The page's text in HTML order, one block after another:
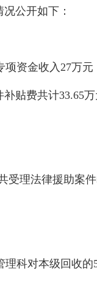
公开如下：
项资金收入27万
贴费共计33.65
受理法律援助案
科对本级回收